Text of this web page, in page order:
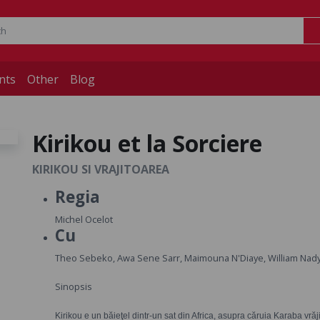
Other Blog
Kirikou et la Sorciere
KIRIKOU SI VRAJITOAREA
Regia
Michel Ocelot
Cu
Theo Sebeko, Awa Sene Sarr, Maimouna N'Diaye, William
Sinopsis
Kirikou e un băieţel dintr-un sat din Africa, asupra căruia Karaba